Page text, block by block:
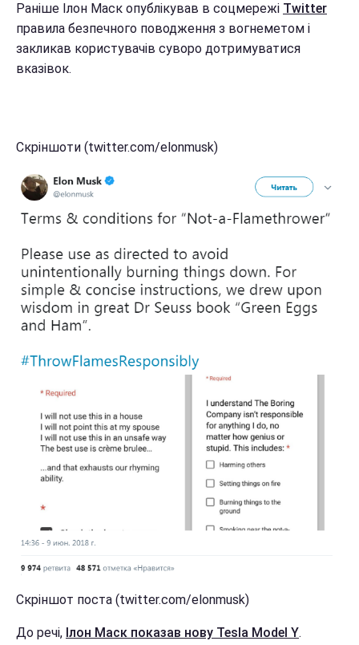
Раніше Ілон Маск опублікував в соцмережі Twitter
правила безпечного поводження з вогнеметом і
закликав користувачів суворо дотримуватися
вказівок.
Скріншоти (twitter.com/elonmusk)
Скріншот поста (twitter.com/elonmusk)
До речі, Ілон Маск показав нову Tesla Model Y.